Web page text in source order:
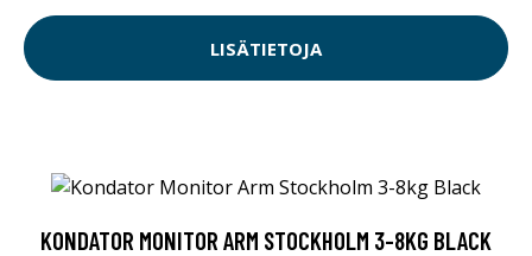
LISÄTIETOJA
KONDATOR MONITOR ARM STOCKHOLM 3-8KG BLACK